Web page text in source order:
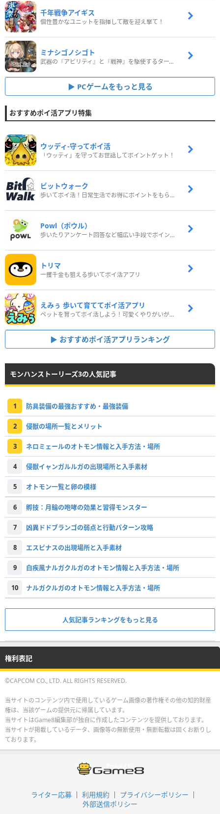
千年戦争アイギス
個性豊かなユニットを指揮して敵を迎え撃て！
ミナシゴノシゴト
武器の『アビリティ』と『戦神』を駆使するターン制コマンドバトルRPG！
PCゲームをもっと見る
おすすめポイ活アプリ特集
ウッディ‐守ってポイ活
「ウッディ」を守ってお世話してポイントゲット！
ビットウォーク
歩いてポイ活！日常生活でお得にポイントをもらおう
Powl（ポウル）
歩いたりアンケート回答など幅広い手段でポイントをゲット
トリマ
一攫千金も狙える歩いてポイ活アプリ
えみぅ 歩いて育ててポイ活アプリ
ペットを育ってポイ活しよう！可愛くやりがいがある新感覚アプリ
おすすめポイ活アプリランキング
モンハンストーリーズ3の人気記事
1 防具装備の最強おすすめ・最強装備
2 侵獣の場所一覧とメリット
3 ネロミェールのオトモン情報と入手方法・場所
4 侵獣イャンガルルガの出現場所と入手素材
5 オトモン一覧と卵の模様
6 孵技：月輪の咆哮の効果と習得モンスター
7 凶異ドドブランゴの弱点と行動パターン攻略
8 エスピナスの出現場所と入手素材
9 白疾風ナルガクルガのオトモン情報と入手方法・場所
10 ナルガクルガのオトモン情報と入手方法・場所
人気記事ランキングをもっと見る
権利表記
©CAPCOM CO., LTD. ALL RIGHTS RESERVED.
当サイトのコンテンツ内で使用しているゲーム画像の著作権その他の知的財産
権は、当該ゲームの提供元に帰属しています。
当サイトはGame8編集部が独自に作成したコンテンツを提供しております。
当サイトが掲載しているデータ、画像等の無断使用・無断転載は固くお断りし
ております。
ライター応募 利用規約
プライバシーポリシー
外部送信ポリシー